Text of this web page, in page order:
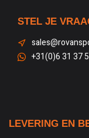
STEL JE
+31(0)6 31 37
LEVERING EN